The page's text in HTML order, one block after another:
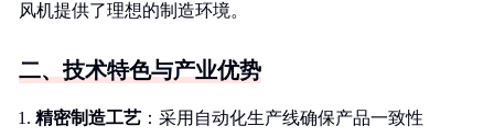
风机提供了理想的制造环境。
二、技术特色与产业优势
精密制造工艺 ：采用自动化生产线确保产品一致性